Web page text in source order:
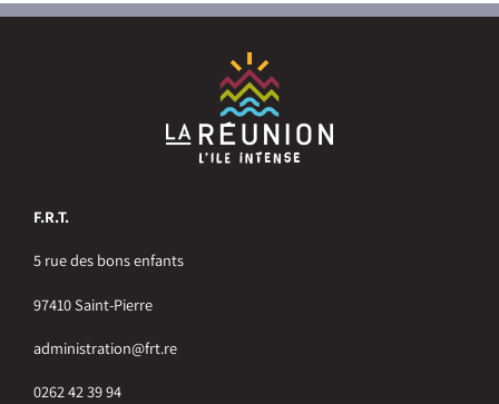
F.R.T.
5 rue des bons enfants
97410 Saint-Pierre
administration@frt.re
0262 42 39 94